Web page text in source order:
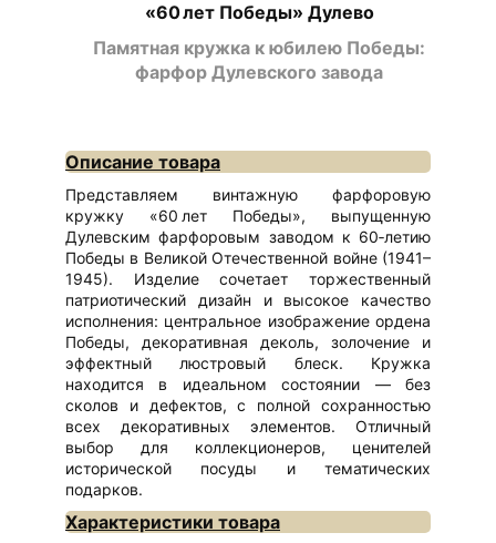
«60 лет Победы» Дулево
Памятная кружка к юбилею Победы:
фарфор Дулевского завода
Описание товара
Представляем винтажную фарфоровую
кружку «60 лет Победы», выпущенную
Дулевским фарфоровым заводом к 60‑летию
Победы в Великой Отечественной войне (1941–
1945). Изделие сочетает торжественный
патриотический дизайн и высокое качество
исполнения: центральное изображение ордена
Победы, декоративная деколь, золочение и
эффектный люстровый блеск. Кружка
находится в идеальном состоянии — без
сколов и дефектов, с полной сохранностью
всех декоративных элементов. Отличный
выбор для коллекционеров, ценителей
исторической посуды и тематических
подарков.
Характеристики товара